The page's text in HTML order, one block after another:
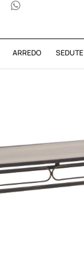
ARREDO
SEDUTE